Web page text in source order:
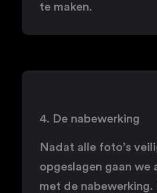
te maken.
4. De nabewerking
Nadat alle foto’s
opgeslagen gaan we
met de nabewerking.